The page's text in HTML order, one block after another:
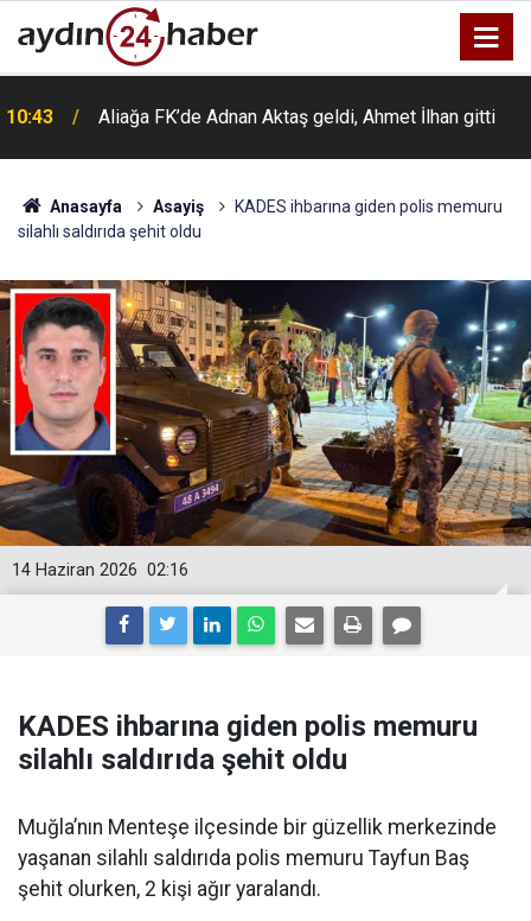
10:43 Aliağa FK’de Adnan Aktaş geldi, Ahmet İlhan gitti
Anasayfa Asayiş
KADES ihbarına giden polis memuru
silahlı saldırıda şehit oldu
02:16
14 Haziran 2026
KADES ihbarına giden polis memuru
silahlı saldırıda şehit oldu
Muğla’nın Menteşe ilçesinde bir güzellik merkezinde
yaşanan silahlı saldırıda polis memuru Tayfun Baş
şehit olurken, 2 kişi ağır yaralandı.